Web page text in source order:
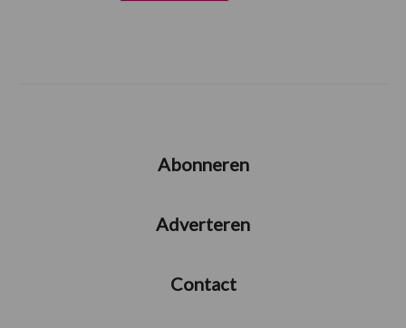
Abonneren
Adverteren
Contact